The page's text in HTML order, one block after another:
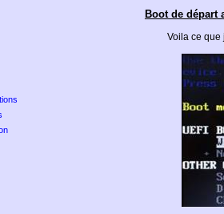
Boot de départ
Voila ce que